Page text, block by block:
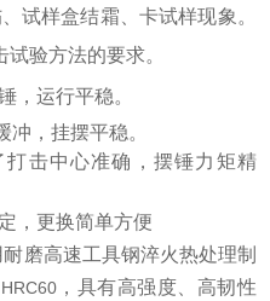
试样盒结霜、卡试样现象。
验方法的要求。
，运行平稳。
冲，挂摆平稳。
击中心准确，摆锤力矩精
，更换简单方便
磨高速工具钢淬火热处理制
HRC60，具有高强度、高韧性